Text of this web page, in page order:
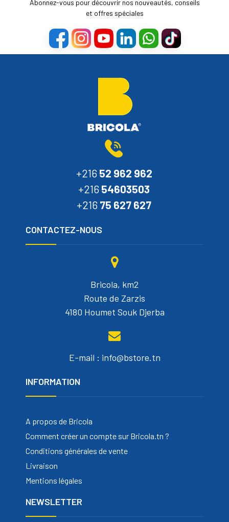
Abonnez-vous pour découvrir nos nouveautés, conseils
et offres spéciales
+216 52 962 962
+216 54603503
+216 75 627 627
CONTACTEZ-NOUS
Bricola, km2
Route de Zarzis
4180 Houmet Souk Djerba
E-mail : info@bstore.tn
INFORMATION
A propos de Bricola
Comment créer un compte sur Bricola.tn ?
Conditions générales de vente
Livraison
Mentions légales
NEWSLETTER